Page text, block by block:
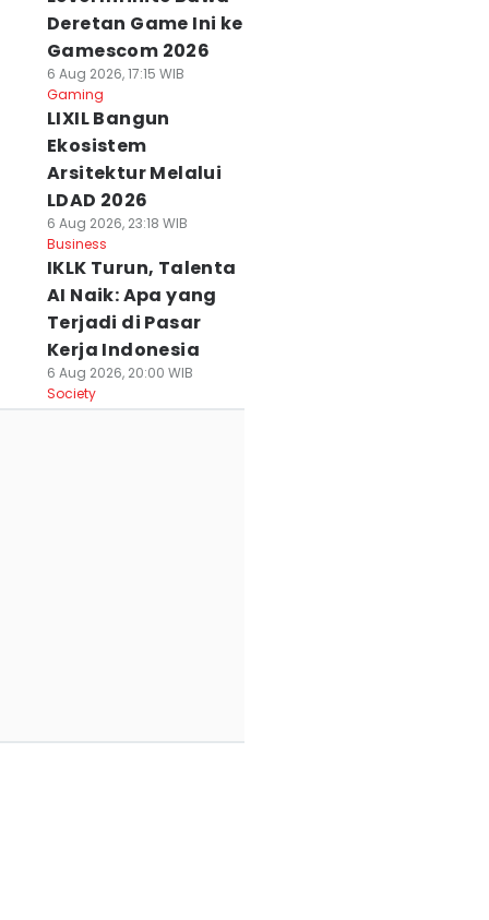
Deretan Game Ini ke
Gamescom 2026
6 Aug 2026, 17:15 WIB
Gaming
LIXIL Bangun
Ekosistem
Arsitektur Melalui
LDAD 2026
6 Aug 2026, 23:18 WIB
Business
IKLK Turun, Talenta
AI Naik: Apa yang
Terjadi di Pasar
Kerja Indonesia
6 Aug 2026, 20:00 WIB
Society